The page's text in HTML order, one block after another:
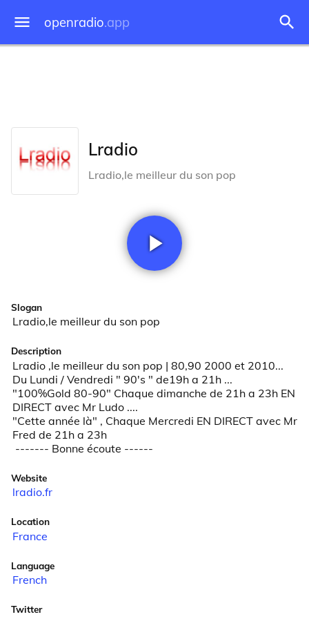
openradio.app
Lradio
Lradio,le meilleur du son pop
Slogan
Lradio,le meilleur du son pop
Description
Lradio ,le meilleur du son pop | 80,90 2000 et 2010...
Du Lundi / Vendredi " 90's " de19h a 21h ...
"100%Gold 80-90" Chaque dimanche de 21h a 23h EN
DIRECT avec Mr Ludo ....
"Cette année là" , Chaque Mercredi EN DIRECT avec Mr
Fred de 21h a 23h
------- Bonne écoute ------
Website
lradio.fr
Location
France
Language
French
Twitter